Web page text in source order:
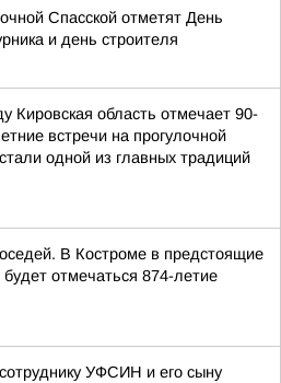
Спасской отметят День
и день строителя
Кировская область отмечает 90-
встречи на прогулочной
одной из главных традиций
В Костроме в предстоящие
отмечаться 874-летие
УФСИН и его сыну